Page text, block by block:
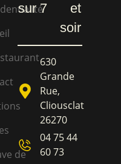
de
sur 7
et
soir
630
Grande
Rue,
Cliousclat
26270
04 75 44
60 73